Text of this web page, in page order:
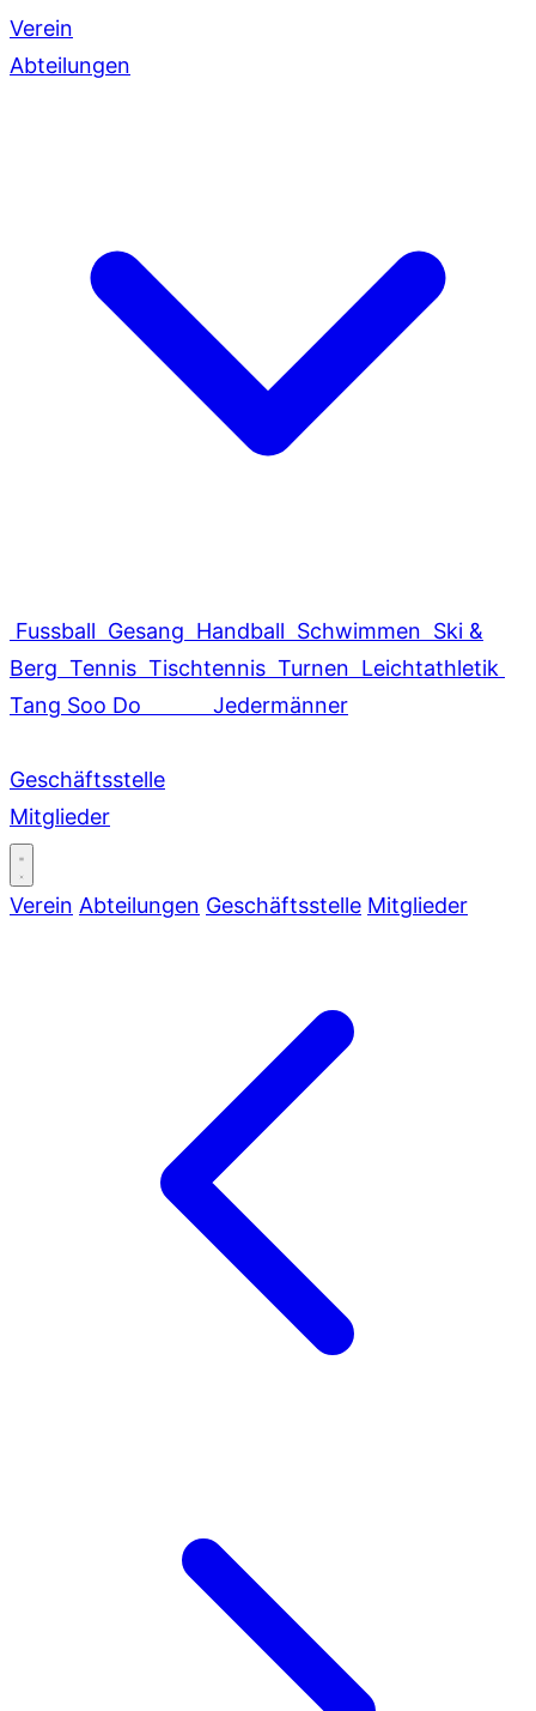
Verein
Abteilungen
Fussball Gesang Handball Schwimmen Ski &
Berg Tennis Tischtennis Turnen Leichtathletik
Tang Soo Do
Jedermänner
Geschäftsstelle
Mitglieder
Verein Abteilungen Geschäftsstelle Mitglieder